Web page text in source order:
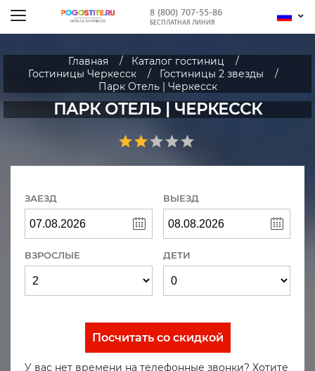
8 (800) 707-55-86
БЕСПЛАТНАЯ ЛИНИЯ
Главная
Каталог гостиниц
Гостиницы Черкесск
Гостиницы 2 звезды
Парк Отель | Черкесск
ПАРК ОТЕЛЬ | ЧЕРКЕССК
ЗАЕЗД ВЫЕЗД
ВЗРОСЛЫЕ ДЕТИ
Посчитать со скидкой
У вас нет времени на телефонные звонки? Хотите